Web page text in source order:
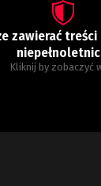
zawierać
Kliknij by zobaczyć